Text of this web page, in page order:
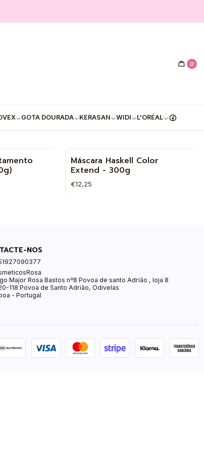
0
GOTA DOURADA KERASAN WIDI L'ORÉAL
Tutano Vegetal (300g)
Máscara Haskell Color
Extend - 300g
€12,25
NOS
Major Rosa Bastos nº8 Povoa de santo Adrião , loja 8
118 Povoa de Santo Adrião, Odivelas
- Portugal